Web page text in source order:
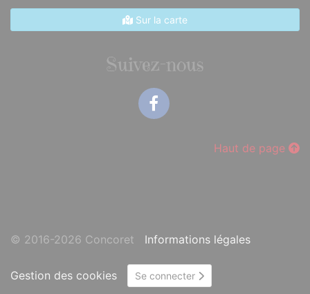
Sur la carte
Suivez-nous
Haut de page
© 2016-2026 Concoret Informations légales
Gestion des cookies Se connecter